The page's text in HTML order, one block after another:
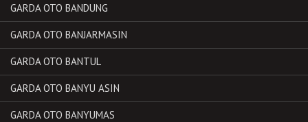
GARDA OTO BANDUNG
GARDA OTO BANJARMASIN
GARDA OTO BANTUL
GARDA OTO BANYU ASIN
GARDA OTO BANYUMAS